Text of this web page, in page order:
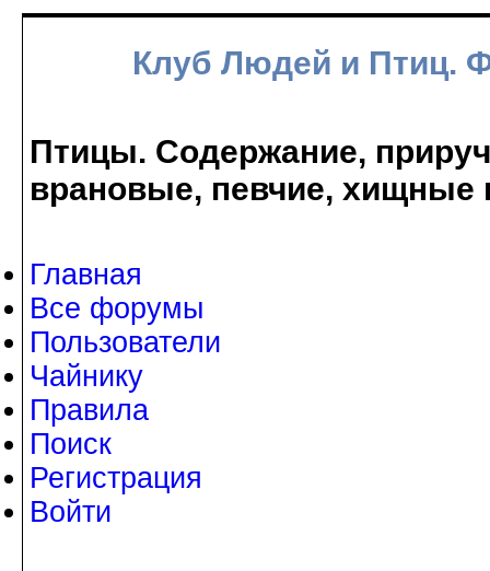
Клуб Людей и Птиц.
Птицы. Содержание,
врановые, певчие, хищные
Главная
Все форумы
Пользователи
Чайнику
Правила
Поиск
Регистрация
Войти